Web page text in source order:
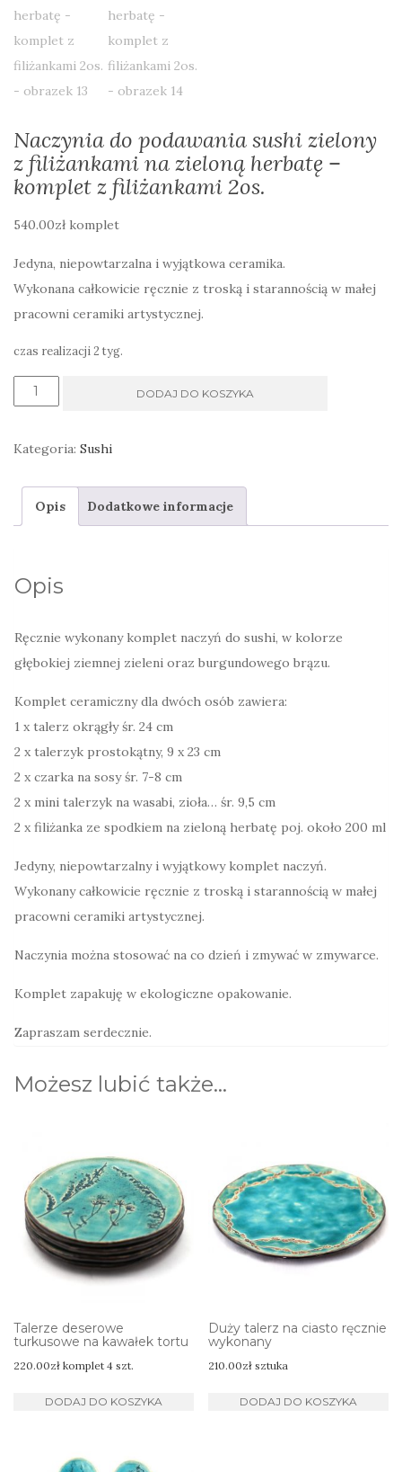
Naczynia do podawania sushi zielony
z filiżankami na zieloną herbatę –
komplet z filiżankami 2os.
540.00zł komplet
Jedyna, niepowtarzalna i wyjątkowa ceramika.
Wykonana całkowicie ręcznie z troską i starannością w małej
pracowni ceramiki artystycznej.
czas realizacji 2 tyg.
ilość
sushi
zielony
na
herbatę
-
DODAJ DO KOSZYKA
Kategoria: Sushi
Opis Dodatkowe informacje
Opis
Ręcznie wykonany komplet naczyń do sushi, w kolorze
głębokiej ziemnej zieleni oraz burgundowego brązu.
Komplet ceramiczny dla dwóch osób zawiera:
1 x talerz okrągły śr. 24 cm
2 x talerzyk prostokątny, 9 x 23 cm
2 x czarka na sosy śr. 7-8 cm
2 x mini talerzyk na wasabi, zioła… śr. 9,5 cm
2 x filiżanka ze spodkiem na zieloną herbatę poj. około 200 ml
Jedyny, niepowtarzalny i wyjątkowy komplet naczyń.
Wykonany całkowicie ręcznie z troską i starannością w małej
pracowni ceramiki artystycznej.
Naczynia można stosować na co dzień i zmywać w zmywarce.
Komplet zapakuję w ekologiczne opakowanie.
Zapraszam serdecznie.
Możesz lubić także…
Talerze deserowe
turkusowe na kawałek tortu
220.00zł komplet 4 szt.
DODAJ DO KOSZYKA
Duży talerz na ciasto ręcznie
wykonany
210.00zł sztuka
DODAJ DO KOSZYKA